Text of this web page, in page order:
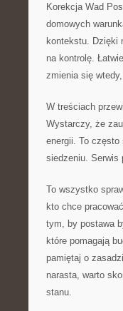
Korekcja Wad
domowych
kontekstu. Dzięki
na kontrolę.
zmienia się
W treściach
Wystarczy, że
energii. To często
siedzeniu. Serwis
To wszystko
kto chce
tym, by postawa
które pomagają
pamiętaj o
narasta, warto
stanu.